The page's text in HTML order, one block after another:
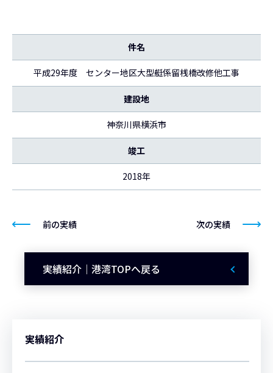
件名
平成29年度 センター地区大型艇係留桟橋改修他工事
建設地
神奈川県横浜市
竣工
2018年
前の実績
実績紹介｜港湾TOPへ戻る
次の実績
実績紹介